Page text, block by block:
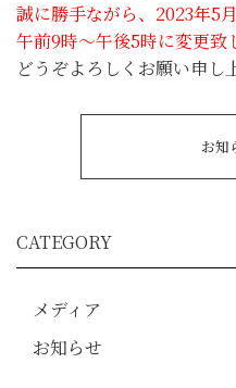
誠に勝手ながら、2023年5
午前9時～午後5時に変更致
どうぞよろしくお願い申し
お知
CATEGORY
メディア
お知らせ